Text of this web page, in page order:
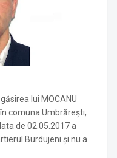
lui MOCANU
comuna Umbrăreşti,
de 02.05.2017 a
Burdujeni și nu a